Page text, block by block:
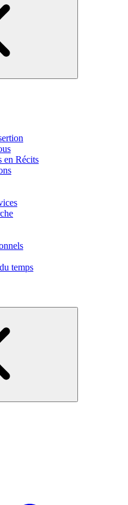
en Récits
temps